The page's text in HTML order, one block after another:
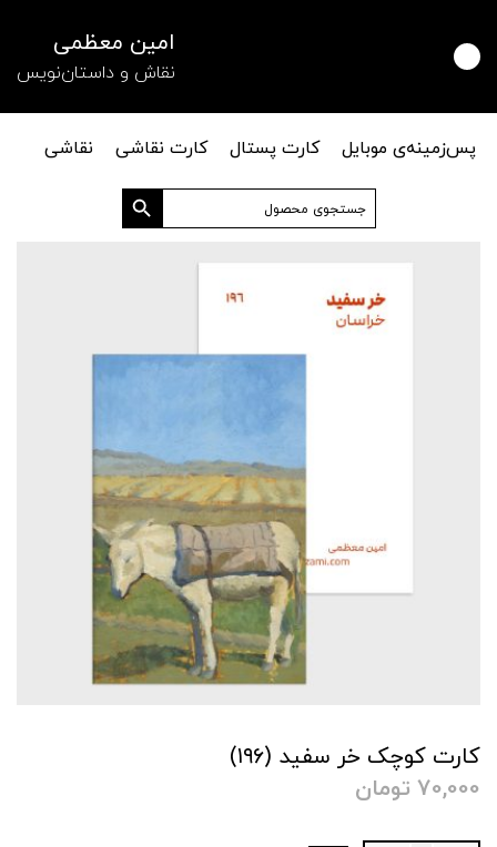
امین معظمی
نقاش و داستان‌نویس
پس‌زمینه‌ی موبایل کارت پستال کارت نقاشی
نقاشی
جستجو
برای:
دکمه جستجو
کارت کوچک خر سفید (۱۹۶)
70,000 تومان